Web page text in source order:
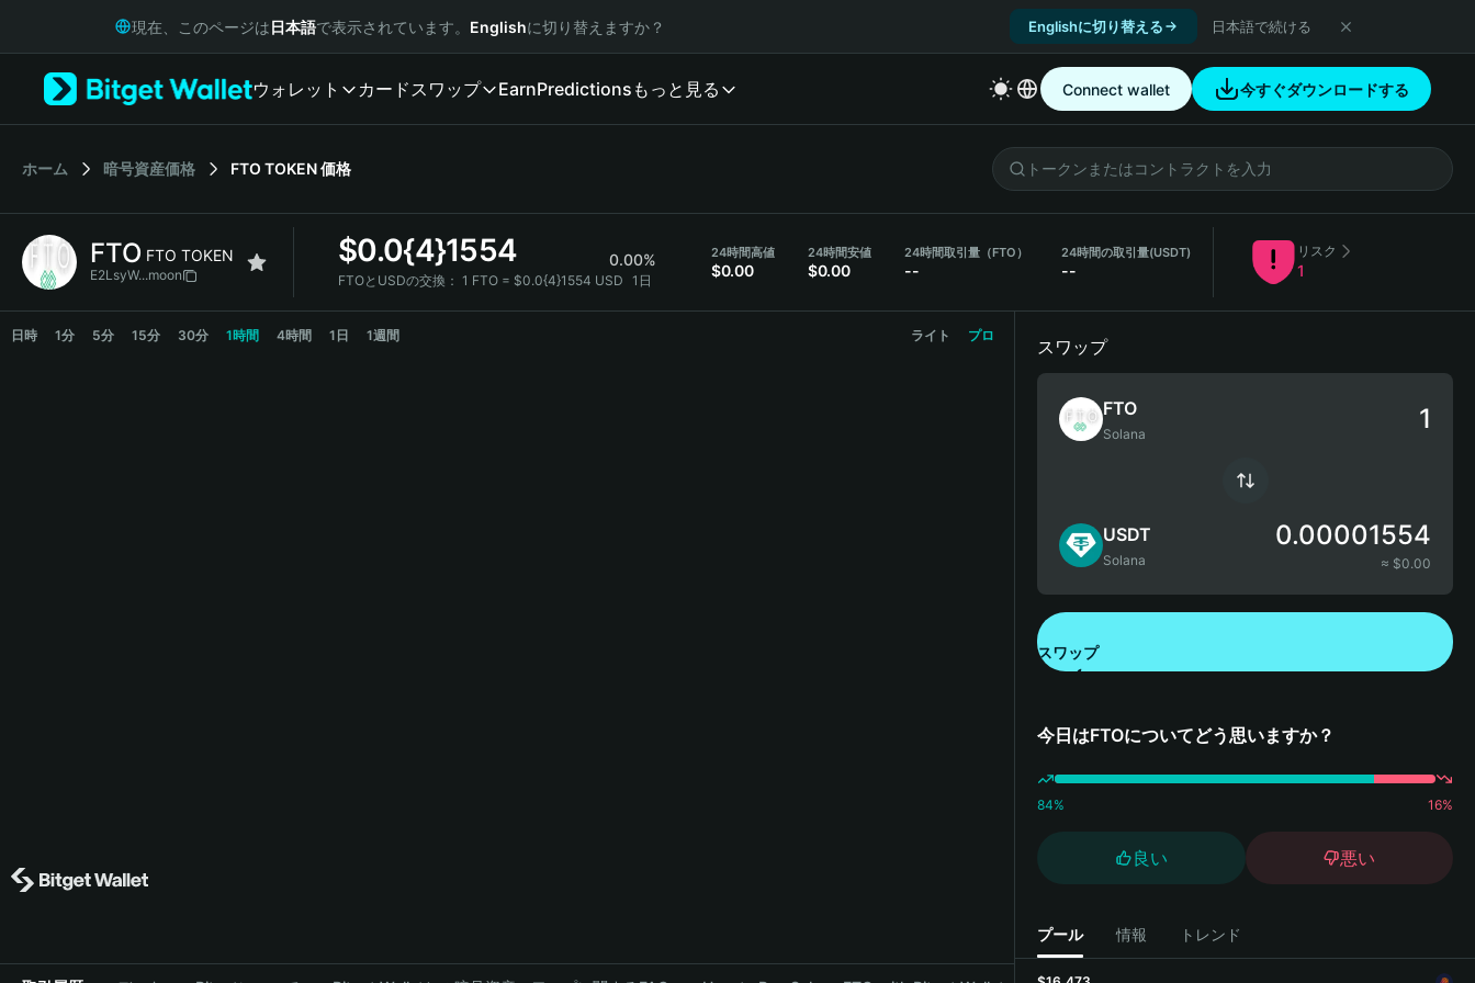
Русский
Italiano
简体中文
繁體中文
Bahasa Indonesia
現在、このページは日本語で表示されています。 Englishに切り替えますか？ Englishに切り替える 日本語で続ける
ウォレット カードスワップ EarnPredictions もっと見る Connect wallet 今すぐダウンロードする
ホーム 暗号資産価格 FTO TOKEN価格
FTO FTO TOKEN
E2LsyW...moon
$0.0{4}1554 0.00%
FTOとUSDの交換： 1 FTO = $0.0{4}1554 USD 1日
24時間高値
$0.00
24時間安値
$0.00
24時間取引量（FTO）
--
24時間の取引量(USDT)
--
リスク
1
FTO Price Chart
日時 1分 5分 15分 30分 1時間 4時間 1日 1週間 ライト プロ
スワップ
FTO
Solana
USDT
Solana
0.00001554
≈ $0.00
スワップ
今日はFTOについてどう思いますか？
84% 16%
良い 悪い
プール 情報 トレンド